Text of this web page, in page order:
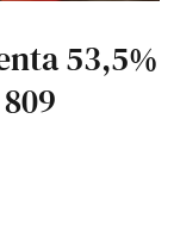
53,5%